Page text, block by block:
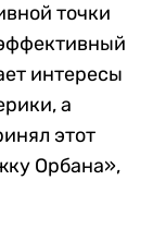
точки
интересы
а
этот
Орбана»,